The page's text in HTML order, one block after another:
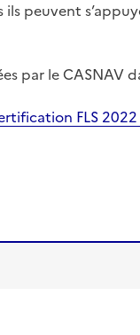
peuvent
par le CASNAV
FLS